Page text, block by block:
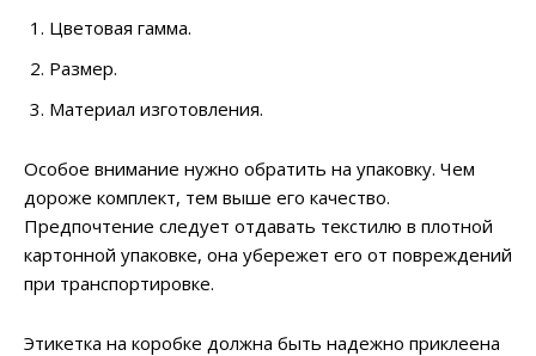
Цветовая гамма.
Размер.
Материал изготовления.
Особое внимание нужно обратить на упаковку. Чем
дороже комплект, тем выше его качество.
Предпочтение следует отдавать текстилю в плотной
картонной упаковке, она убережет его от повреждений
при транспортировке.
Этикетка на коробке должна быть надежно приклеена